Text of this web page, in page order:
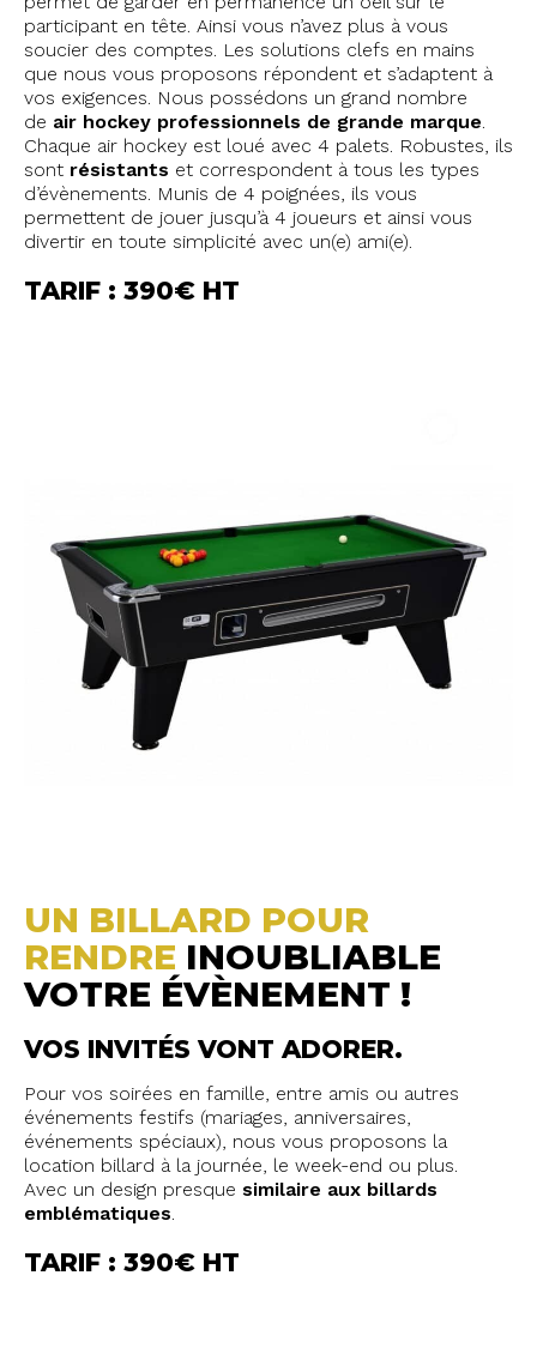
participant en tête. Ainsi vous n’avez plus à vous
soucier des comptes. Les solutions clefs en mains
que nous vous proposons répondent et s’adaptent à
vos exigences. Nous possédons un grand nombre
de air hockey professionnels de grande marque
Chaque air hockey est loué avec 4 palets. Robustes, ils
sont résistants et correspondent à tous les types
d’évènements. Munis de 4 poignées, ils vous
permettent de jouer jusqu’à 4 joueurs et ainsi vous
divertir en toute simplicité avec un(e) ami(e).
TARIF : 390€ HT
UN BILLARD POUR
RENDRE INOUBLIABLE
VOTRE ÉVÈNEMENT !
VOS INVITÉS VONT ADORER.
Pour vos soirées en famille, entre amis ou autres
événements festifs (mariages, anniversaires,
événements spéciaux), nous vous proposons la
location billard à la journée, le week-end ou plus.
Avec un design presque similaire aux billards
emblématiques
TARIF : 390€ HT